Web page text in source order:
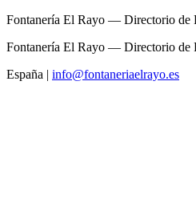
Fontanería El Rayo — Directorio de
Fontanería El Rayo — Directorio de
España | info@fontaneriaelrayo.es